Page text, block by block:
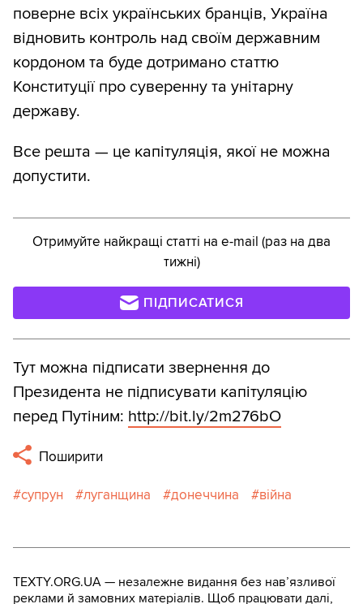
поверне всіх українських бранців, Україна
відновить контроль над своїм державним
кордоном та буде дотримано статтю
Конституції про суверенну та унітарну
державу.
Все решта — це капітуляція, якої не можна
допустити.
Отримуйте найкращі статті на e-mail (раз на два
тижні)
ПІДПИСАТИСЯ
Тут можна підписати звернення до
Президента не підписувати капітуляцію
перед Путіним: http://bit.ly/2m276bO
Поширити
супрун луганщина донеччина війна
TEXTY.ORG.UA — незалежне видання без навʼязливої
реклами й замовних матеріалів. Щоб працювати далі,